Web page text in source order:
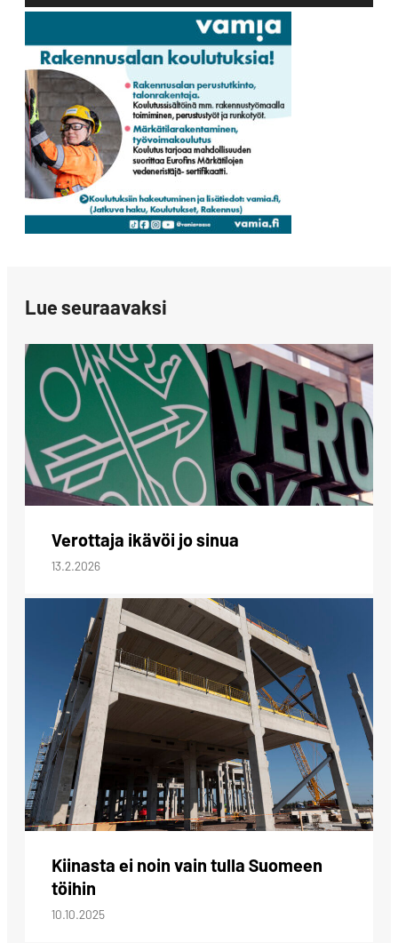
Lue seuraavaksi
Verottaja ikävöi jo sinua
13.2.2026
Kiinasta ei noin vain tulla Suomeen
töihin
10.10.2025